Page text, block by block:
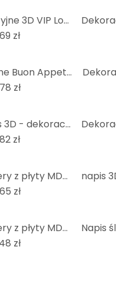
litery dekoracyjne 3D VIP Lounge - MDF natura
69 zł
Hasło kuchenne Buon Appetito - Dekoracja ścienna MDF natura
78 zł
pionowy napis 3D - dekoracja ścienna wykonana z naturalnej płyty MDF
82 zł
Drewniane litery z płyty MDF - pojedyncze litery ozdobne
65 zł
Drewniane litery z płyty MDF - pojedyncze litery Eurostile
48 zł